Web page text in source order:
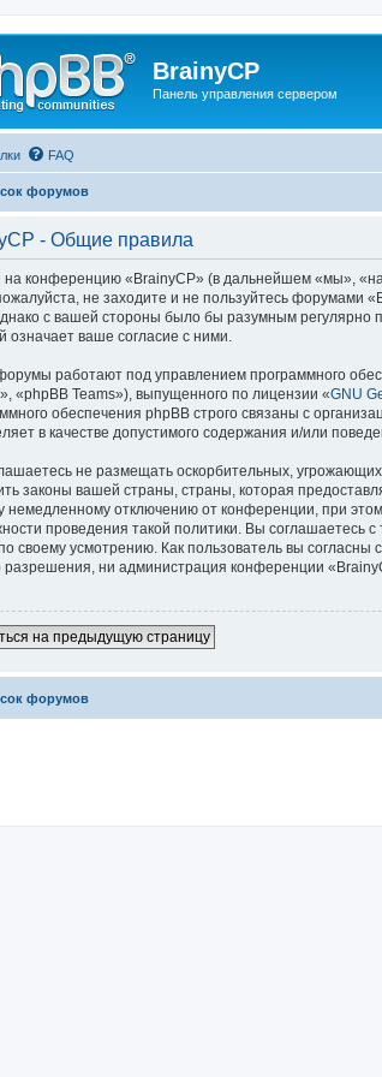
BrainyCP
Панель управления сервером
FAQ
форумов
- Общие правила
на конференцию «BrainyCP» (в дальнейшем «мы»,
не заходите и не пользуйтесь форумами
с вашей стороны было бы разумным регулярно
означает ваше согласие с ними.
работают под управлением программного
«phpBB Teams»), выпущенного по лицензии «GNU
обеспечения phpBB строго связаны с
в качестве допустимого содержания и/или
не размещать оскорбительных,
законы вашей страны, страны, которая
немедленному отключению от конференции, при
проведения такой политики. Вы соглашаетесь
своему усмотрению. Как пользователь вы
разрешения, ни администрация конференции
на предыдущую страницу
форумов